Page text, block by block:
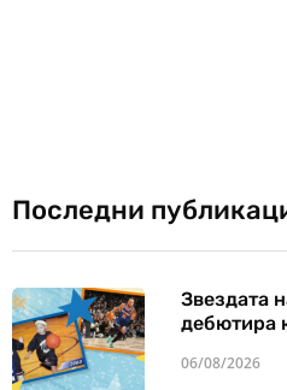
Последни
Звездата
дебютира
06/08/2026